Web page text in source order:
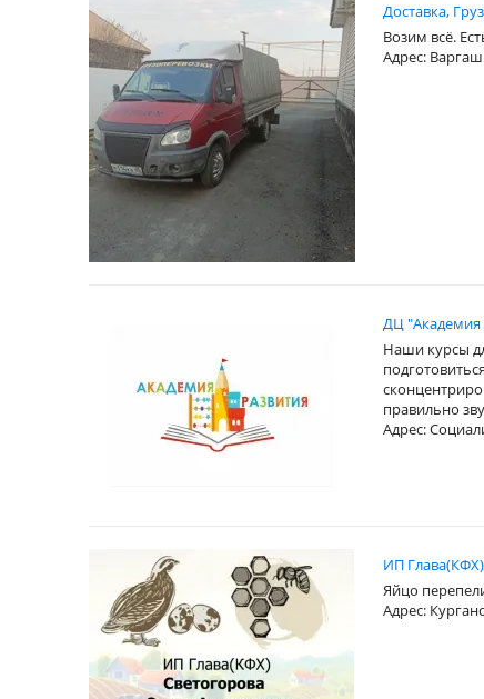
Доставка,
Возим всё.
Адрес:
ДЦ "Академия
Наши курсы
правильно
Адрес:
ИП
Яйцо
Адрес: